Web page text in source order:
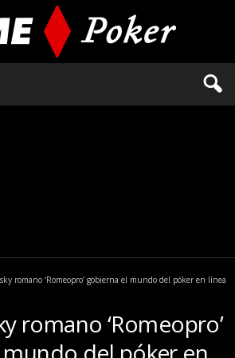
romano ‘Romeopro’ gobierna el mundo del póker en línea
romano ‘Romeopro’